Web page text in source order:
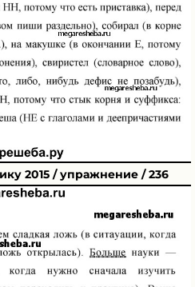
2015 / упражнение / 236